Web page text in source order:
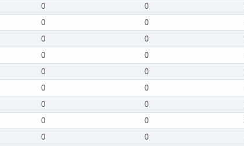
0 0
0 0
0 0
0 0
0 0
0 0
0 0
0 0
0 0